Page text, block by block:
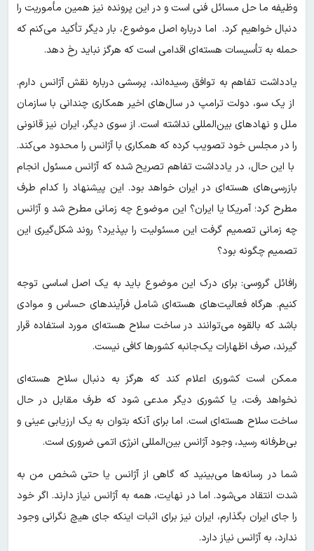
وظیفه ما حل مسائل فنی است و در این پرونده نیز همین مأموریت را
دنبال خواهیم کرد. اما درباره اصل موضوع، بار دیگر تأکید می‌کنم که
حمله به تأسیسات هسته‌ای اقدامی است که هرگز نباید رخ دهد.
یادداشت تفاهم به توافق رسیده‌اند، پرسشی درباره نقش آژانس دارم.
از یک سو، دولت ترامپ در سال‌های اخیر همکاری چندانی با سازمان
ملل و نهادهای بین‌المللی نداشته است. از سوی دیگر، ایران نیز قانونی
را در مجلس خود تصویب کرده که همکاری با آژانس را محدود می‌کند.
با این حال، در یادداشت تفاهم تصریح شده که آژانس مسئول انجام
بازرسی‌های هسته‌ای در ایران خواهد بود. این پیشنهاد را کدام طرف
مطرح کرد؛ آمریکا یا ایران؟ این موضوع چه زمانی مطرح شد و آژانس
چه زمانی تصمیم گرفت این مسئولیت را بپذیرد؟ روند شکل‌گیری این
تصمیم چگونه بود؟
رافائل گروسی: برای درک این موضوع باید به یک اصل اساسی توجه
کنیم. هرگاه فعالیت‌های هسته‌ای شامل فرآیندهای حساس و موادی
باشد که بالقوه می‌توانند در ساخت سلاح هسته‌ای مورد استفاده قرار
گیرند، صرف اظهارات یک‌جانبه کشورها کافی نیست.
ممکن است کشوری اعلام کند که هرگز به دنبال سلاح هسته‌ای
نخواهد رفت، یا کشوری دیگر مدعی شود که طرف مقابل در حال
ساخت سلاح هسته‌ای است. اما برای آنکه بتوان به یک ارزیابی عینی و
بی‌طرفانه رسید، وجود آژانس بین‌المللی انرژی اتمی ضروری است.
شما در رسانه‌ها می‌بینید که گاهی از آژانس یا حتی شخص من به
شدت انتقاد می‌شود. اما در نهایت، همه به آژانس نیاز دارند. اگر خود
را جای ایران بگذارم، ایران نیز برای اثبات اینکه جای هیچ نگرانی وجود
ندارد، به آژانس نیاز دارد.